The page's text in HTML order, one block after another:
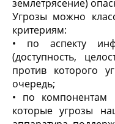
землетрясение)
Угрозы можно
критериям:
• по аспекту
(доступность,
против которого
очередь;
• по компонентам
которые угрозы